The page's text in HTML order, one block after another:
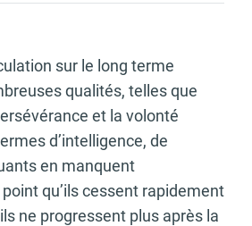
sur le long terme
qualités, telles que
et la volonté
d’intelligence, de
en manquent
qu’ils cessent rapidement
ne progressent plus après la